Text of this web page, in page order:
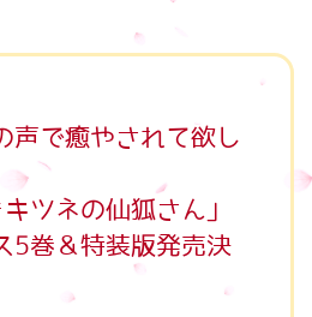
声で癒やされて欲し
キツネの仙狐さん」
5巻＆特装版発売決